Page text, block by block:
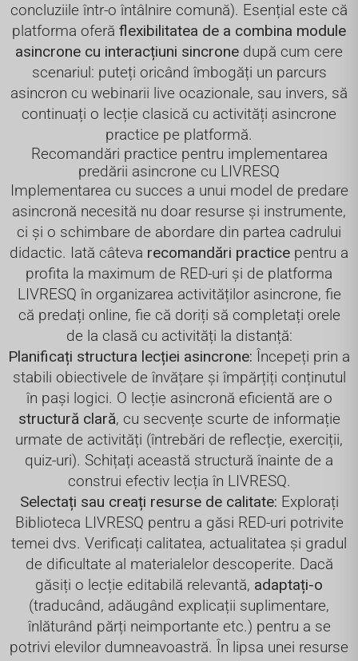
concluziile într-o întâlnire comună). Esențial este că
platforma oferă flexibilitatea de a combina module
asincrone cu interacțiuni sincrone după cum cere
scenariul: puteți oricând îmbogăți un parcurs
asincron cu webinarii live ocazionale, sau invers, să
continuați o lecție clasică cu activități asincrone
practice pe platformă.
Recomandări practice pentru implementarea
predării asincrone cu LIVRESQ
Implementarea cu succes a unui model de predare
asincronă necesită nu doar resurse și instrumente,
ci și o schimbare de abordare din partea cadrului
didactic. Iată câteva recomandări practice pentru a
profita la maximum de RED-uri și de platforma
LIVRESQ în organizarea activităților asincrone, fie
că predați online, fie că doriți să completați orele
de la clasă cu activități la distanță:
Planificați structura lecției asincrone: Începeți prin a
stabili obiectivele de învățare și împărțiți conținutul
în pași logici. O lecție asincronă eficientă are o
structură clară, cu secvențe scurte de informație
urmate de activități (întrebări de reflecție, exerciții,
quiz-uri). Schițați această structură înainte de a
construi efectiv lecția în LIVRESQ.
Selectați sau creați resurse de calitate: Explorați
Biblioteca LIVRESQ pentru a găsi RED-uri potrivite
temei dvs. Verificați calitatea, actualitatea și gradul
de dificultate al materialelor descoperite. Dacă
găsiți o lecție editabilă relevantă, adaptați-o
(traducând, adăugând explicații suplimentare,
înlăturând părți neimportante etc.) pentru a se
potrivi elevilor dumneavoastră. În lipsa unei resurse